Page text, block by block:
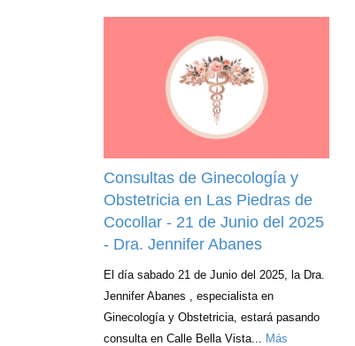
Consultas de Ginecología y
Obstetricia en Las Piedras de
Cocollar - 21 de Junio del 2025
- Dra. Jennifer Abanes
El día sabado 21 de Junio del 2025, la Dra.
Jennifer Abanes , especialista en
Ginecología y Obstetricia, estará pasando
consulta en Calle Bella Vista...
Más